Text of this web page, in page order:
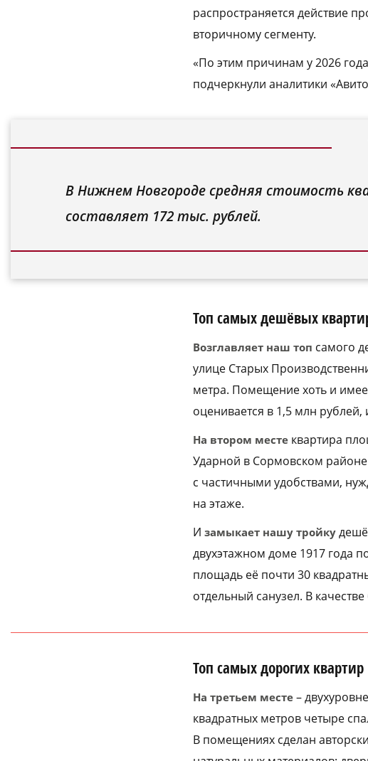
распространяется действие
вторичному сегменту.
«По этим причинам у 2026
подчеркнули аналитики
В Нижнем Новгороде средняя стоимость
составляет 172 тыс. рублей.
Топ самых дешёвых
Возглавляет наш топ самого
улице Старых
метра. Помещение хоть и
оценивается в 1,5 млн рублей,
На втором месте квартира
Ударной в Сормовском
с частичными удобствами,
на этаже.
И замыкает нашу тройку
двухэтажном доме 1917 года
площадь её почти 30
отдельный санузел. В
Топ самых дорогих квартир
На третьем месте –
квадратных метров четыpе
В помещениях сделан